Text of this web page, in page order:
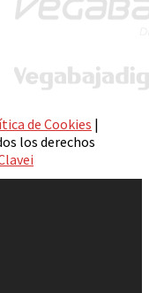
de Cookies |
los derechos